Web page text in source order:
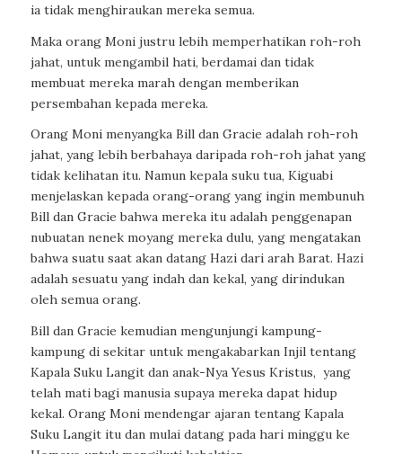
ia tidak menghiraukan mereka semua.
Maka orang Moni justru lebih memperhatikan roh-roh
jahat, untuk mengambil hati, berdamai dan tidak
membuat mereka marah dengan memberikan
persembahan kepada mereka.
Orang Moni menyangka Bill dan Gracie adalah roh-roh
jahat, yang lebih berbahaya daripada roh-roh jahat yang
tidak kelihatan itu. Namun kepala suku tua, Kiguabi
menjelaskan kepada orang-orang yang ingin membunuh
Bill dan Gracie bahwa mereka itu adalah penggenapan
nubuatan nenek moyang mereka dulu, yang mengatakan
bahwa suatu saat akan datang Hazi dari arah Barat. Hazi
adalah sesuatu yang indah dan kekal, yang dirindukan
oleh semua orang.
Bill dan Gracie kemudian mengunjungi kampung-
kampung di sekitar untuk mengakabarkan Injil tentang
Kapala Suku Langit dan anak-Nya Yesus Kristus, yang
telah mati bagi manusia supaya mereka dapat hidup
kekal. Orang Moni mendengar ajaran tentang Kapala
Suku Langit itu dan mulai datang pada hari minggu ke